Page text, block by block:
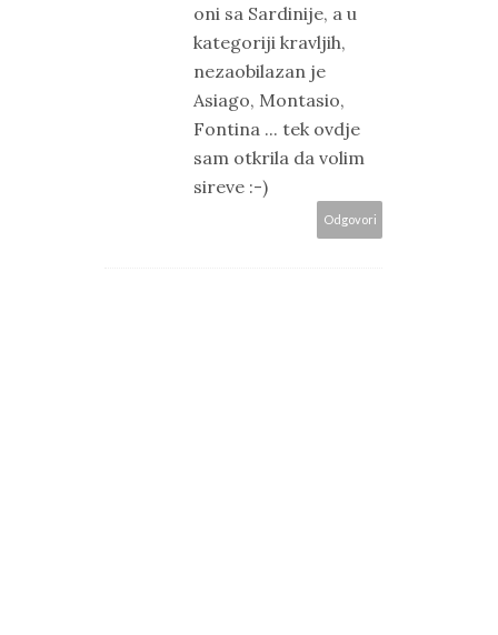
oni sa Sardinije, a u
kategoriji kravljih,
nezaobilazan je
Asiago, Montasio,
Fontina ... tek ovdje
sam otkrila da volim
sireve :-)
Odgovori